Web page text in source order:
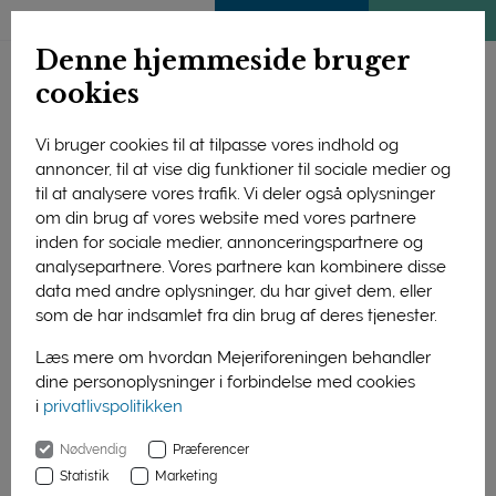
Denne hjemmeside bruger
cookies
Vi bruger cookies til at tilpasse vores indhold og
annoncer, til at vise dig funktioner til sociale medier og
til at analysere vores trafik. Vi deler også oplysninger
om din brug af vores website med vores partnere
inden for sociale medier, annonceringspartnere og
analysepartnere. Vores partnere kan kombinere disse
data med andre oplysninger, du har givet dem, eller
som de har indsamlet fra din brug af deres tjenester.
Læs mere om hvordan Mejeriforeningen behandler
dine personoplysninger i forbindelse med cookies
i privatlivspolitikken
Nødvendig
Præferencer
Statistik
Marketing
Nu er det snart hele Danmarks ostefest – igen